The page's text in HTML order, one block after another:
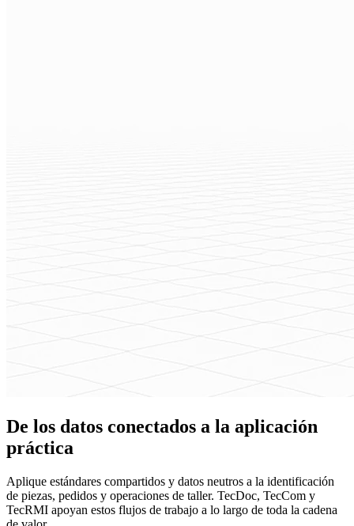
De los datos conectados a la aplicación
práctica
Aplique estándares compartidos y datos neutros a la identificación
de piezas, pedidos y operaciones de taller. TecDoc, TecCom y
TecRMI apoyan estos flujos de trabajo a lo largo de toda la cadena